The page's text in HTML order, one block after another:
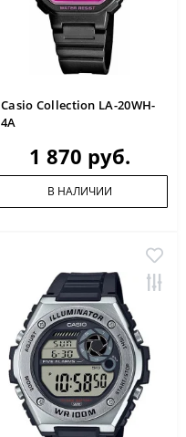
Casio Collection LA-20WH-
4A
1 870 руб.
В НАЛИЧИИ